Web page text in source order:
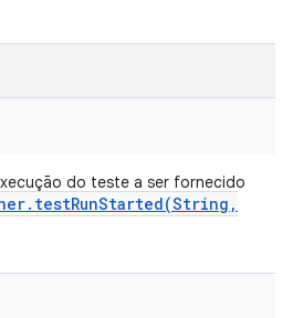
do teste a ser fornecido
. testRunStarted(String ,